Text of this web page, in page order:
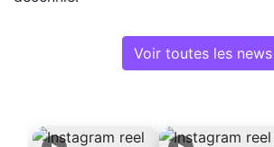
Voir toutes les news